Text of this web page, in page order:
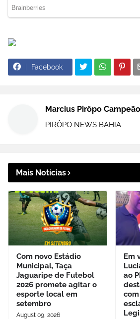
Facebook
Marcius Pirôpo
PIRÔPO NEWS BAHIA
Mais Notícias
Com novo Estádio
Municipal, Taça
Jaguaripe de Futebol
2026 promete agitar o
esporte local em
setembro
August 09, 2026
Em
ao